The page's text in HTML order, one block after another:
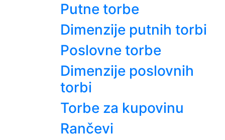
Putne torbe
Dimenzije putnih torbi
Poslovne torbe
Dimenzije poslovnih
torbi
Torbe za kupovinu
Rančevi